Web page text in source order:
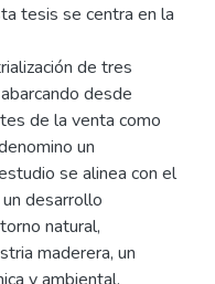
tesis se centra en la
de tres
desde
de la venta como
un
se alinea con el
desarrollo
natural,
maderera, un